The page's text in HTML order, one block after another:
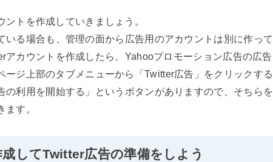
トを作成していきましょう。
いる場合も、管理の面から広告用のアカウントは別に作って
アカウントを作成したら、Yahooプロモーション広告の広告
ージ上部のタブメニューから「Twitter広告」をクリックする
の利用を開始する」というボタンがありますので、そちらを
す。
してTwitter広告の準備をしよう